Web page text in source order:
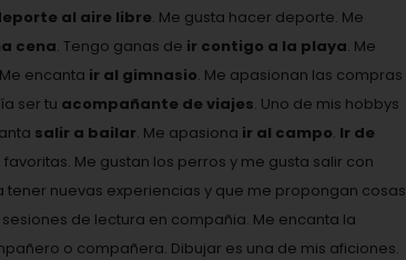
al aire libre. Me gusta hacer deporte. Me
cena. Tengo ganas de ir contigo a la playa. Me
encanta ir al gimnasio. Me apasionan las compras
ser tu acompañante de viajes. Uno de mis hobbys
salir a bailar. Me apasiona ir al campo. Ir de
Me gustan los perros y me gusta salir con
tener nuevas experiencias y que me propongan cosas
de lectura en compañia. Me encanta la
o compañera. Dibujar es una de mis aficiones.